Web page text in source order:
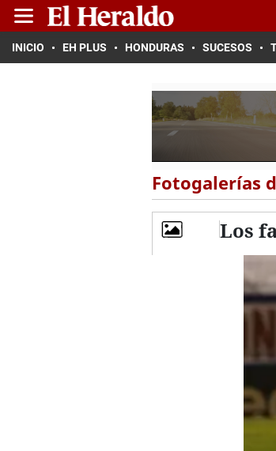
INICIO EH PLUS HONDURAS SUCESOS
Fotogalerías
Los